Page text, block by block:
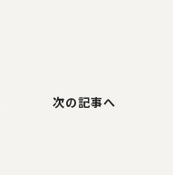
次の記事へ